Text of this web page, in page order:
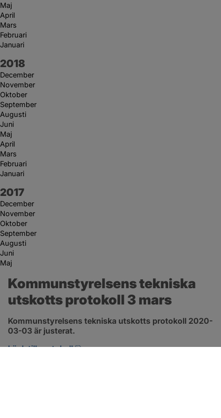
Maj
April
Mars
Februari
Januari
År:
2018
December
November
Oktober
September
Augusti
Juni
Maj
April
Mars
Februari
Januari
År:
2017
December
November
Oktober
September
Augusti
Juni
Maj
Kommunstyrelsens tekniska
utskotts protokoll 3 mars
Kommunstyrelsens tekniska utskotts protokoll 2020-
03-03 är justerat.
Länk till protokoll
pdf, 380.7 kB, öppnas i nytt fönster.